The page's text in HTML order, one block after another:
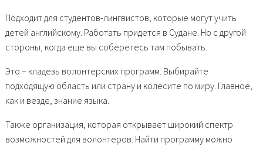
Подходит для студентов-лингвистов, которые могут учить
детей английскому. Работать придется в Судане. Но с другой
стороны, когда еще вы соберетесь там побывать.
Это – кладезь волонтерских программ. Выбирайте
подходящую область или страну и колесите по миру. Главное,
как и везде, знание языка.
Также организация, которая открывает широкий спектр
возможностей для волонтеров. Найти программу можно